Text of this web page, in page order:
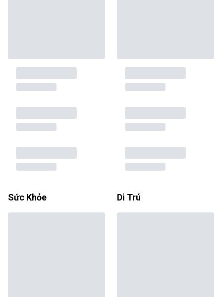
Sức Khỏe Di Trú